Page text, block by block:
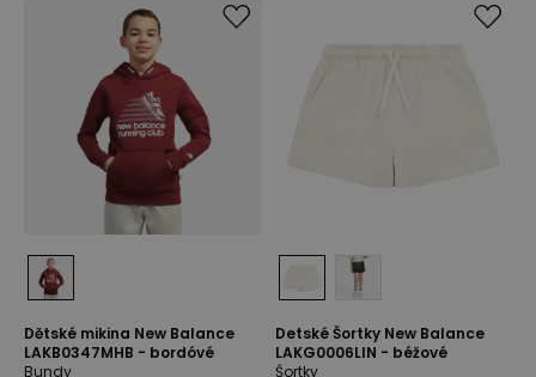
Dětské mikina New Balance
LAKB0347MHB - bordóvé
Bundy
Detské Šortky New Balance
LAKG0006LIN - béžové
Šortky